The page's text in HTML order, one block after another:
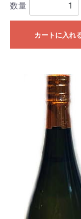
数量
カートに入れ